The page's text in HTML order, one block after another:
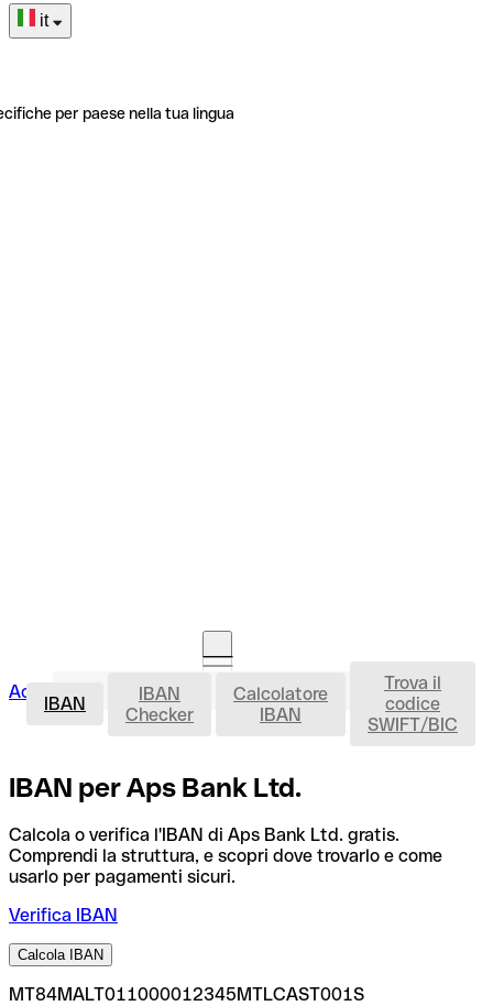
it
per paese nella tua lingua
Accedi Avvia la procedura IBAN
IBAN
IBAN
Checker
Calcolatore
IBAN
Trova il
codice
SWIFT/BIC
IBAN per Aps Bank Ltd.
Calcola o verifica l'IBAN di Aps Bank Ltd. gratis.
Comprendi la struttura, e scopri dove trovarlo e come
usarlo per pagamenti sicuri.
Verifica IBAN
Calcola IBAN
MT84MALT011000012345MTLCAST001S